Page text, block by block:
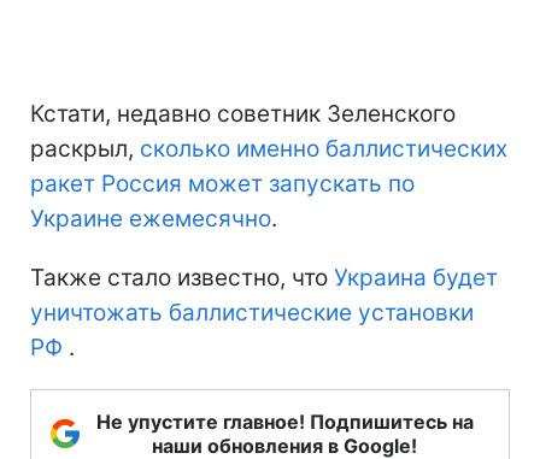
Кстати, недавно советник Зеленского
раскрыл, сколько именно баллистических
ракет Россия может запускать по
Украине ежемесячно.
Также стало известно, что Украина будет
уничтожать баллистические установки
РФ .
Не упустите главное! Подпишитесь на
наши обновления в Google!